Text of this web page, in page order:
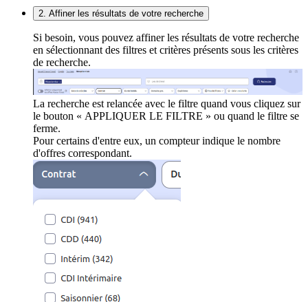
2. Affiner les résultats de votre recherche
Si besoin, vous pouvez affiner les résultats de votre recherche
en sélectionnant des filtres et critères présents sous les critères
de recherche.
La recherche est relancée avec le filtre quand vous cliquez sur
le bouton « APPLIQUER LE FILTRE » ou quand le filtre se
ferme.
Pour certains d'entre eux, un compteur indique le nombre
d'offres correspondant.